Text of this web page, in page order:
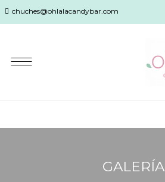
chuches@ohlalacandybar.com
GALERÍA